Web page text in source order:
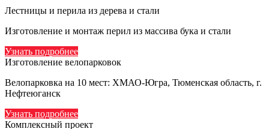
Лестницы и перила из дерева и стали
Изготовление и монтаж перил из массива бука и стали
Узнать подробнее
Изготовление велопарковок
Велопарковка на 10 мест: ХМАО-Югра, Тюменская область, г.
Нефтеюганск
Узнать подробнее
Комплексный проект